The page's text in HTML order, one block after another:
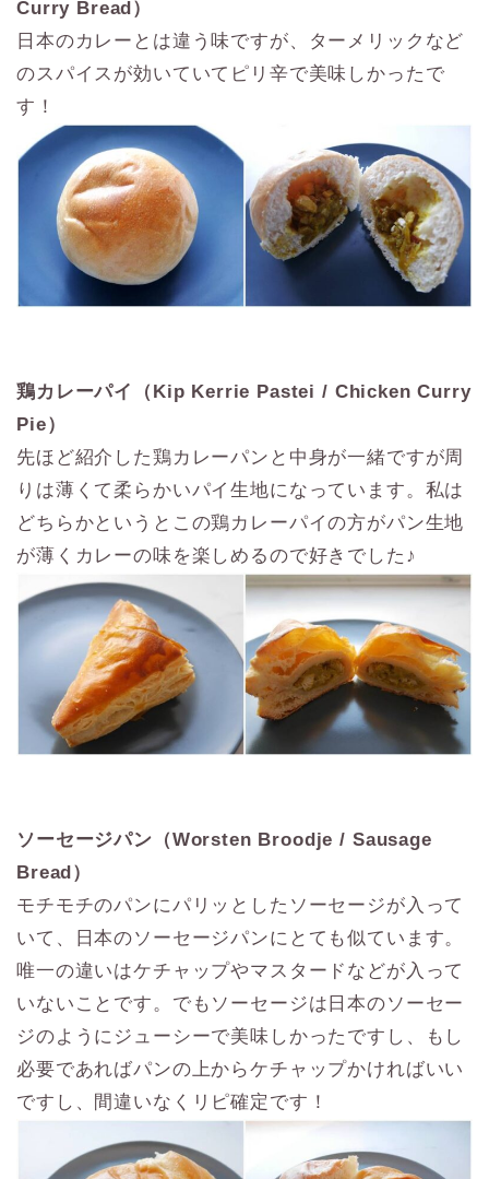
Curry Bread）
日本のカレーとは違う味ですが、ターメリックなど
のスパイスが効いていてピリ辛で美味しかったで
す！
鶏カレーパイ（Kip Kerrie Pastei / Chicken Curry
Pie）
先ほど紹介した鶏カレーパンと中身が一緒ですが周
りは薄くて柔らかいパイ生地になっています。私は
どちらかというとこの鶏カレーパイの方がパン生地
が薄くカレーの味を楽しめるので好きでした♪
ソーセージパン（Worsten Broodje / Sausage
Bread）
モチモチのパンにパリッとしたソーセージが入って
いて、日本のソーセージパンにとても似ています。
唯一の違いはケチャップやマスタードなどが入って
いないことです。でもソーセージは日本のソーセー
ジのようにジューシーで美味しかったですし、もし
必要であればパンの上からケチャップかければいい
ですし、間違いなくリピ確定です！